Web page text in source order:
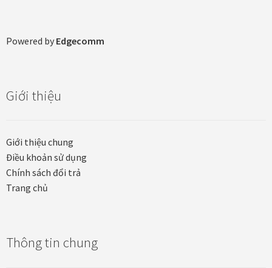
Powered by Edgecomm
Giới thiệu
Giới thiệu chung
Điều khoản sử dụng
Chính sách đổi trả
Trang chủ
Thông tin chung